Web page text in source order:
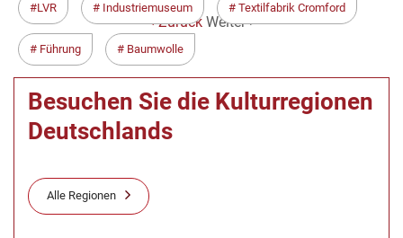
LVR Industriemuseum Textilfabrik Cromford
Führung Baumwolle
< Zurück Weiter >
Besuchen Sie die Kulturregionen
Deutschlands
Alle Regionen